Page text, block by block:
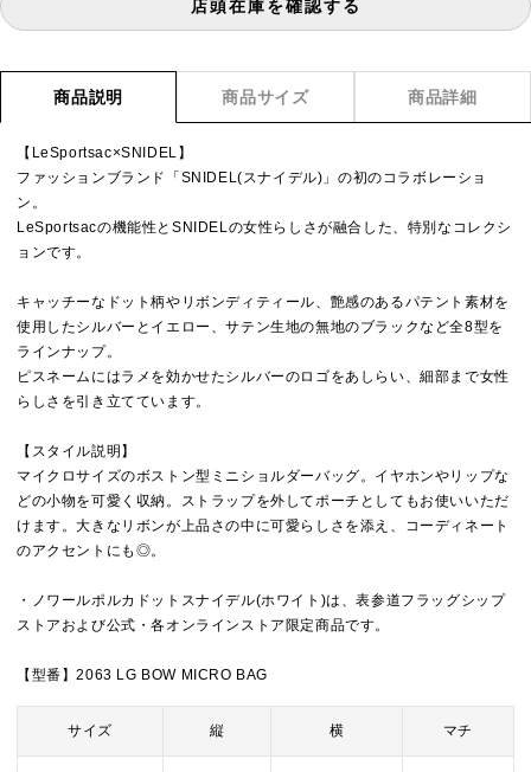
店頭在庫を確認する
商品説明 商品サイズ 商品詳細
【LeSportsac×SNIDEL】
ファッションブランド「SNIDEL(スナイデル)」の初のコラボレーショ
ン。
LeSportsacの機能性とSNIDELの女性らしさが融合した、特別なコレクシ
ョンです。
キャッチーなドット柄やリボンディティール、艶感のあるパテント素材を
使用したシルバーとイエロー、サテン生地の無地のブラックなど全8型を
ラインナップ。
ピスネームにはラメを効かせたシルバーのロゴをあしらい、細部まで女性
らしさを引き立てています。
【スタイル説明】
マイクロサイズのボストン型ミニショルダーバッグ。イヤホンやリップな
どの小物を可愛く収納。ストラップを外してポーチとしてもお使いいただ
けます。大きなリボンが上品さの中に可愛らしさを添え、コーディネート
のアクセントにも◎。
・ノワールポルカドットスナイデル(ホワイト)は、表参道フラッグシップ
ストアおよび公式・各オンラインストア限定商品です。
【型番】2063 LG BOW MICRO BAG
サイズ 縦 横 マチ